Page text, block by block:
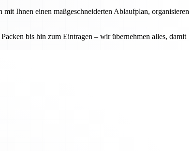
Ihnen einen maßgeschneiderten Ablaufplan, organisieren
bis hin zum Eintragen – wir übernehmen alles, damit